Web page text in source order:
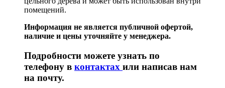
помещений.
Информация не является публичной офертой,
наличие и цены уточняйте у менеджера.
Подробности можете узнать по
телефону в контактах или написав нам
на почту.